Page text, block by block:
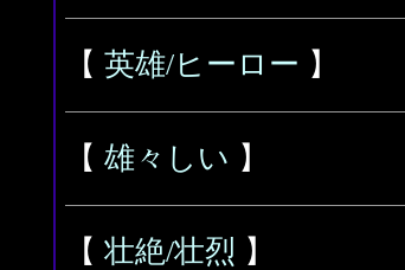
【 英雄/ヒーロー 】
【 雄々しい 】
【 壮絶/壮烈 】